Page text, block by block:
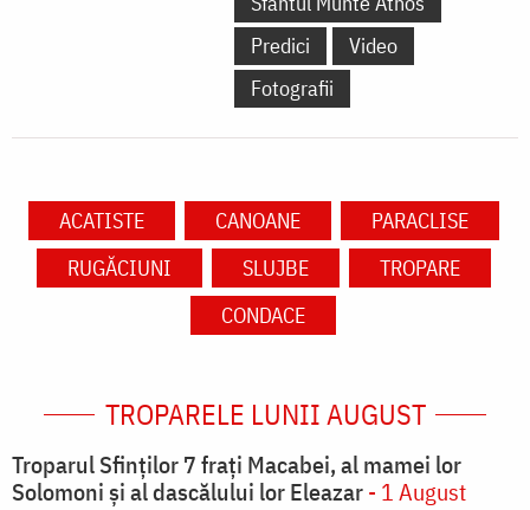
Predici
Video
Fotografii
ACATISTE CANOANE
PARACLISE
RUGĂCIUNI
SLUJBE
TROPARE
CONDACE
TROPARELE LUNII AUGUST
Troparul Sfinţilor 7 fraţi Macabei, al mamei lor
Solomoni şi al dascălului lor Eleazar- 1 August